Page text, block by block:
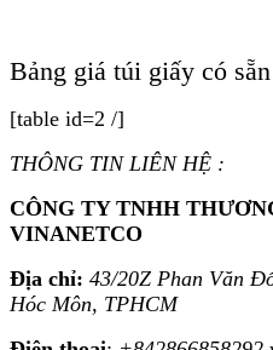
Bảng giá túi giấy có
[table id=2 /]
THÔNG TIN LIÊN HỆ :
CÔNG TY TNHH
VINANETCO
Địa chỉ: 43/20Z Phan Văn
Hóc Môn, TPHCM